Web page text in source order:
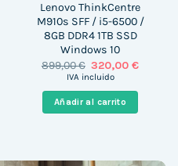
Lenovo ThinkCentre
M910s SFF / i5-6500 /
8GB DDR4 1TB SSD
Windows 10
899,00€ El
precio
era:
899,00 €.
320,00€El
IVA incluido
Añadir al carrito